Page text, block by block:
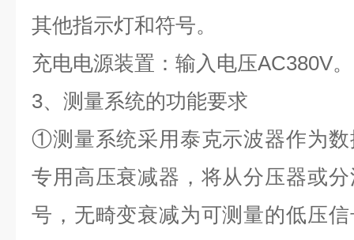
其他指示灯和符号。
充电电源装置：输入电压AC380V。
3、测量系统的功能要求
①测量系统采用泰克示波器作为
专用高压衰减器，将从分压器或
号，无畸变衰减为可测量的低压